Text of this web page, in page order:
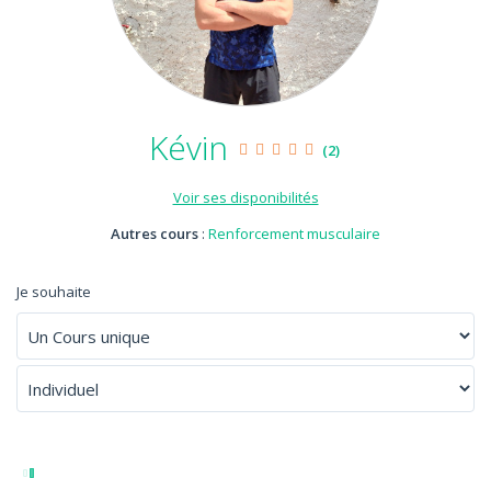
Kévin (2)
Voir ses disponibilités
Autres cours : Renforcement musculaire
Je souhaite